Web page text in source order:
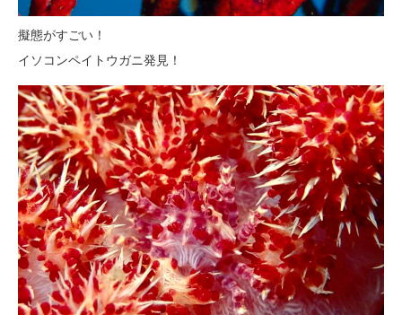
擬態がすごい！
イソコンペイトウガニ発見！